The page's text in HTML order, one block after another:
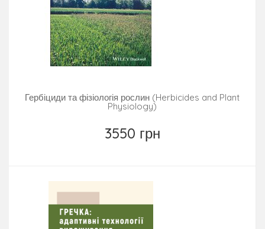
Гербіциди та фізіологія рослин (Herbicides and Plant
Physiology)
3550 грн